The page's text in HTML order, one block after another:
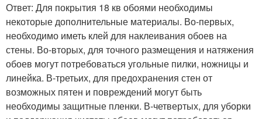
Ответ: Для покрытия 18 кв обоями необходимы
некоторые дополнительные материалы. Во-первых,
необходимо иметь клей для наклеивания обоев на
стены. Во-вторых, для точного размещения и натяжения
обоев могут потребоваться угольные пилки, ножницы и
линейка. В-третьих, для предохранения стен от
возможных пятен и повреждений могут быть
необходимы защитные пленки. В-четвертых, для уборки